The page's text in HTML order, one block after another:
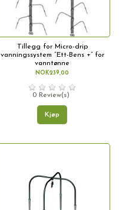
Tillegg for Micro-drip
vanningssystem “Ett-Bens +” for
vanntønne
NOK239,00
0 Review(s)
Kjøp